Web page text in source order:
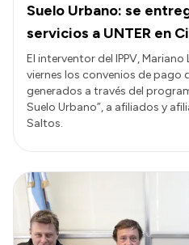
Suelo Urbano: se
servicios a UNTER en
El interventor del IPPV,
viernes los convenios de pago
generados a través del
Suelo Urbano”, a afiliados y
Saltos.